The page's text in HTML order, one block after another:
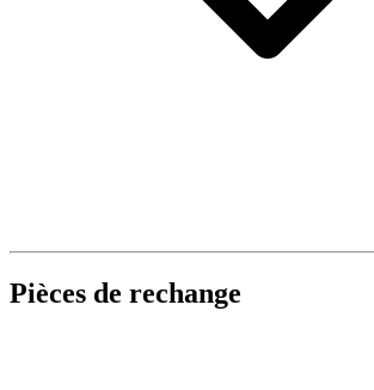
Pièces de rechange